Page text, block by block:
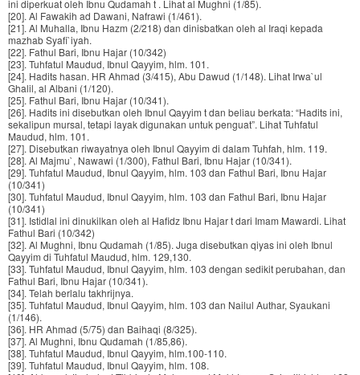
ini diperkuat oleh Ibnu Qudamah t . Lihat al Mughni (1/85).
[20]. Al Fawakih ad Dawani, Nafrawi (1/461).
[21]. Al Muhalla, Ibnu Hazm (2/218) dan dinisbatkan oleh al Iraqi kepada
mazhab Syafi`iyah.
[22]. Fathul Bari, Ibnu Hajar (10/342)
[23]. Tuhfatul Maudud, Ibnul Qayyim, hlm. 101.
[24]. Hadits hasan. HR Ahmad (3/415), Abu Dawud (1/148). Lihat Irwa`ul
Ghalil, al Albani (1/120).
[25]. Fathul Bari, Ibnu Hajar (10/341).
[26]. Hadits ini disebutkan oleh Ibnul Qayyim t dan beliau berkata: “Hadits ini,
sekalipun mursal, tetapi layak digunakan untuk penguat”. Lihat Tuhfatul
Maudud, hlm. 101.
[27]. Disebutkan riwayatnya oleh Ibnul Qayyim di dalam Tuhfah, hlm. 119.
[28]. Al Majmu`, Nawawi (1/300), Fathul Bari, Ibnu Hajar (10/341).
[29]. Tuhfatul Maudud, Ibnul Qayyim, hlm. 103 dan Fathul Bari, Ibnu Hajar
(10/341)
[30]. Tuhfatul Maudud, Ibnul Qayyim, hlm. 103 dan Fathul Bari, Ibnu Hajar
(10/341)
[31]. Istidlal ini dinukilkan oleh al Hafidz Ibnu Hajar t dari Imam Mawardi. Lihat
Fathul Bari (10/342)
[32]. Al Mughni, Ibnu Qudamah (1/85). Juga disebutkan qiyas ini oleh Ibnul
Qayyim di Tuhfatul Maudud, hlm. 129,130.
[33]. Tuhfatul Maudud, Ibnul Qayyim, hlm. 103 dengan sedikit perubahan, dan
Fathul Bari, Ibnu Hajar (10/341).
[34]. Telah berlalu takhrijnya.
[35]. Tuhfatul Maudud, Ibnul Qayyim, hlm. 103 dan Nailul Authar, Syaukani
(1/146).
[36]. HR Ahmad (5/75) dan Baihaqi (8/325).
[37]. Al Mughni, Ibnu Qudamah (1/85,86).
[38]. Tuhfatul Maudud, Ibnul Qayyim, hlm.100-110.
[39]. Tuhfatul Maudud, Ibnul Qayyim, hlm. 108.